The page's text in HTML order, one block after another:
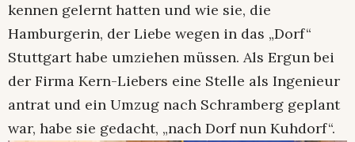
kennen gelernt hatten und wie sie, die
Hamburgerin, der Liebe wegen in das „Dorf“
Stuttgart habe umziehen müssen. Als Ergun bei
der Firma Kern-Liebers eine Stelle als Ingenieur
antrat und ein Umzug nach Schramberg geplant
war, habe sie gedacht, „nach Dorf nun Kuhdorf“.